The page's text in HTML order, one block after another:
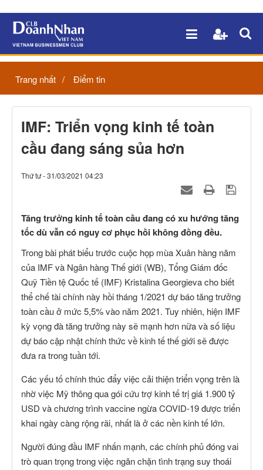
Trang nhất Điểm tin
IMF: Triển vọng kinh tế toàn
cầu đang sáng sủa hơn
Thứ tư - 31/03/2021 04:23
Tăng trưởng kinh tế toàn cầu đang có xu hướng tăng
tốc dù vẫn có nguy cơ phục hồi không đồng đều.
Trong bài phát biểu trước cuộc họp mùa Xuân hàng năm
của IMF và Ngân hàng Thế giới (WB), Tổng Giám đốc
Quỹ Tiền tệ Quốc tế (IMF) Kristalina Georgieva cho biết
thể chế tài chính này hồi tháng 1/2021 dự báo tăng trưởng
toàn cầu ở mức 5,5% vào năm 2021. Tuy nhiên, hiện IMF
kỳ vọng đà tăng trưởng này sẽ mạnh hơn nữa và số liệu
dự báo cập nhật chính thức về kinh tế thế giới sẽ được
đưa ra trong tuần tới.
Các yếu tố chính thúc đẩy việc cải thiện triển vọng trên là
nhờ việc Mỹ thông qua gói cứu trợ kinh tế trị giá 1.900 tỷ
USD và chương trình vaccine ngừa COVID-19 được triển
khai ngày càng rộng rãi, nhất là ở các nền kinh tế lớn.
Người đúng đầu IMF nhấn mạnh, các chính phủ đóng vai
trò quan trọng trong việc ngăn chặn tình trạng suy thoái